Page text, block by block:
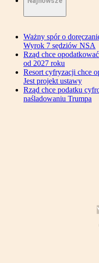
Ważny spór o
Wyrok 7 sędziów NSA
Rząd chce
od 2027 roku
Resort cyfryzacji chce
Jest projekt ustawy
Rząd chce podatku
naśladowaniu Trumpa